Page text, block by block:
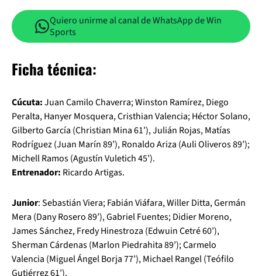
Quiero unirme al canal de WhatsApp de Win
Sports
Ficha técnica:
Cúcuta:Juan Camilo Chaverra; Winston Ramírez, Diego
Peralta, Hanyer Mosquera, Cristhian Valencia; Héctor Solano,
Gilberto García (Christian Mina 61’), Julián Rojas, Matías
Rodríguez (Juan Marín 89’), Ronaldo Ariza (Auli Oliveros 89’);
Michell Ramos (Agustín Vuletich 45’).
Entrenador: Ricardo Artigas.
Junior: Sebastián Viera; Fabián Viáfara, Willer Ditta, Germán
Mera (Dany Rosero 89’), Gabriel Fuentes; Didier Moreno,
James Sánchez, Fredy Hinestroza (Edwuin Cetré 60’),
Sherman Cárdenas (Marlon Piedrahita 89’); Carmelo
Valencia (Miguel Ángel Borja 77’), Michael Rangel (Teófilo
Gutiérrez 61’).